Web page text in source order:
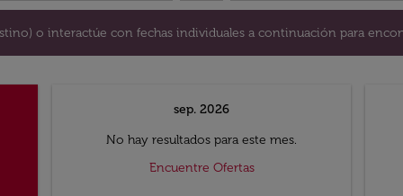
o interactúe con fechas individuales a continuación para
sep. 2026
No hay resultados para este mes.
Encuentre Ofertas